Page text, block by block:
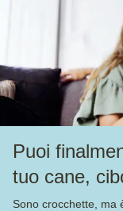
Puoi
tuo cane,
Sono crocchette, ma